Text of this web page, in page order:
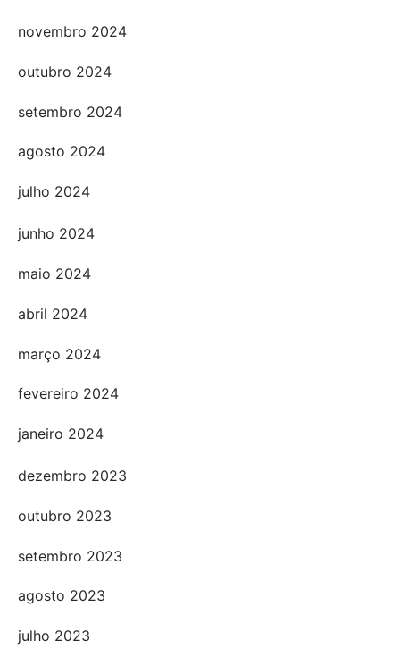
novembro 2024
outubro 2024
setembro 2024
agosto 2024
julho 2024
junho 2024
maio 2024
abril 2024
março 2024
fevereiro 2024
janeiro 2024
dezembro 2023
outubro 2023
setembro 2023
agosto 2023
julho 2023